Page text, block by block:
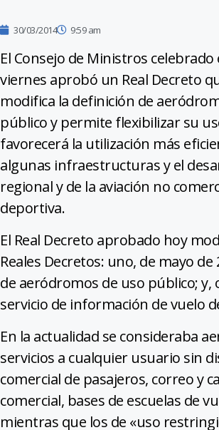
30/03/2014 9:59 am
El Consejo de Ministros celebrado
viernes aprobó un Real Decreto
modifica la definición de
público y permite flexibilizar su
favorecerá la utilización más
algunas infraestructuras y el
regional y de la aviación no
deportiva.
El Real Decreto aprobado hoy
Reales Decretos: uno, de mayo
de aeródromos de uso público;
servicio de información de vuelo
En la actualidad se consideraba
servicios a cualquier usuario sin
comercial de pasajeros, correo y
comercial, bases de escuelas de
mientras que los de «uso